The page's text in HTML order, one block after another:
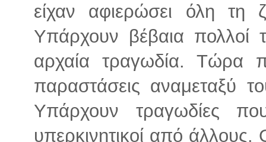
είχαν αφιερώσει όλη
Υπάρχουν βέβαια πολλοί
αρχαία τραγωδία. Τώρα
παραστάσεις αναμεταξύ
Υπάρχουν τραγωδίες
υπερκινητικοί από